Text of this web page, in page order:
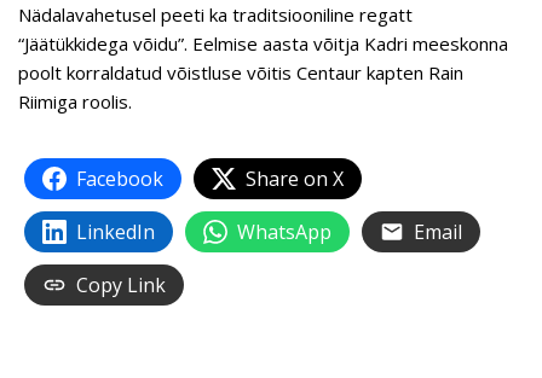
Nädalavahetusel peeti ka traditsiooniline regatt
“Jäätükkidega võidu”. Eelmise aasta võitja Kadri meeskonna
poolt korraldatud võistluse võitis Centaur kapten Rain
Riimiga roolis.
Facebook
Share on X
LinkedIn
WhatsApp
Email
Copy Link